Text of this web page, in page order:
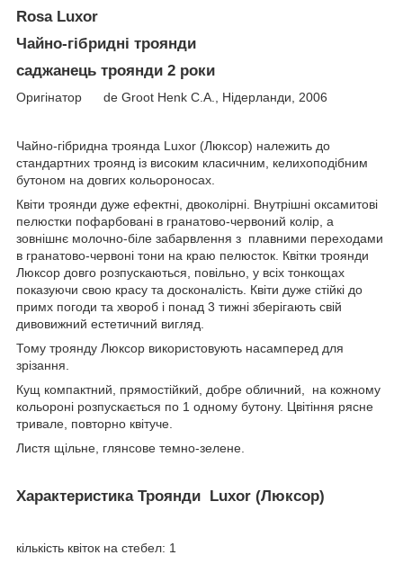
Rosa Luxor
Чайно-гібридні троянди
саджанець троянди 2 роки
Оригінатор de Groot Henk C.A., Нідерланди, 2006
Чайно-гібридна троянда Luxor (Люксор) належить до
стандартних троянд із високим класичним, келихоподібним
бутоном на довгих кольороносах.
Квіти троянди дуже ефектні, двоколірні. Внутрішні оксамитові
пелюстки пофарбовані в гранатово-червоний колір, а
зовнішнє молочно-біле забарвлення з плавними переходами
в гранатово-червоні тони на краю пелюсток. Квітки троянди
Люксор довго розпускаються, повільно, у всіх тонкощах
показуючи свою красу та досконалість. Квіти дуже стійкі до
примх погоди та хвороб і понад 3 тижні зберігають свій
дивовижний естетичний вигляд.
Тому троянду Люксор використовують насамперед для
зрізання.
Кущ компактний, прямостійкий, добре обличний, на кожному
кольороні розпускається по 1 одному бутону. Цвітіння рясне
тривале, повторно квітуче.
Листя щільне, глянсове темно-зелене.
Характеристика Троянди Luxor (Люксор)
кількість квіток на стебел: 1